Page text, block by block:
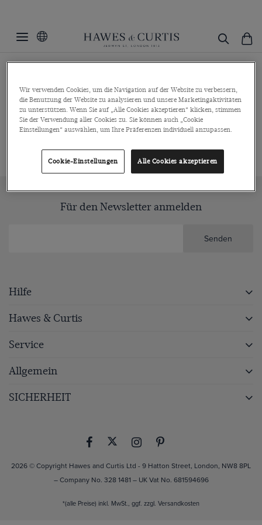
Kontaktieren Sie unser internationales Team
Für den Newsletter anmelden
Senden
Hilfe
Hawes & Curtis
Service
Allgemein
SICHERHEIT
2026 © Copyright Hawes and Curtis Ltd - 9 Hatton Street, London, NW8 8PL
– Company No. 328 1481 – UK Vat No. 681594696
*(alle Preise) inkl. MwSt., ggf. zzgl. Versandkosten
Wir verwenden Cookies, um die Navigation auf der Website zu verbessern,
die Benutzung der Website zu analysieren und unsere Marketingaktivitäten
zu unterstützen. Wenn Sie auf „Alle Cookies akzeptieren“ klicken, stimmen
Sie der Verwendung aller Cookies zu. Sie können auch „Cookie
Einstellungen“ auswählen, um Ihre Präferenzen individuell anzupassen.
Cookie-Einstellungen Alle Cookies akzeptieren